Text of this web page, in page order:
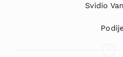
Svidio